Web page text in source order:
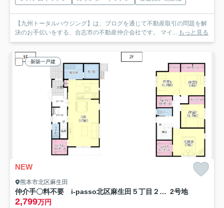
【九州トータルハウジング】は、ブログを通じて不動産取引の問題を解
決のお手伝いをする、合志市の不動産仲介会社です。 マイ... もっと見る
新築一戸建
NEW
熊本市北区麻生田
仲介手〇料不要 i-passo北区麻生田５丁目２期【麻生田小・清水中】 2号地
2,799万円